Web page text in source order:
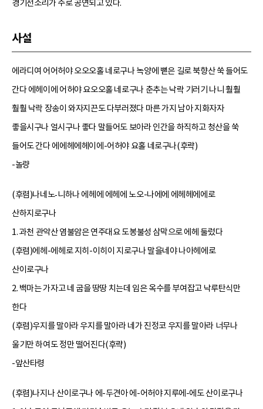
경기선소리가 주로 공연되고 있다.
사설
에라디여 어어허야 오오오홀 네로구나 녹양에 뻗은 길로 북향산 쑥 들어도
간다 에헤이에 어허야 요오오홀 네로구나 춘추는 낙락 기러기 나니 훨훨
훨훨 낙락 장송이 와자지끈도 다부러졌다 마른 가지 남아 지화자자
좋을시구나 얼시구나 좋다 말들어도 보아라 인간을 하직하고 청산을 쑥
들어도 간다 에에헤에헤이에-어허야 요홀 네로구나(후략)
-놀량
(후렴)나네노‐니하나 에헤에 에헤에 노오-나에에 에헤헤에에로
산하지로구나
1. 과천 관악산 염불암은 연주대요 도봉불성 삼막으로 에헤 둘렀다
(후렴)에헤-에헤로 지히-이히이 지로구나 말을네야 나아헤에로
산이로구나
2. 백마는 가자고 네 굽을 땅땅 치는데 임은 옥수를 부여잡고 낙루탄식만
한다
(후렴)우지를 말아라 우지를 말아라 네가 진정코 우지를 말아라 너무나
울기만 하여도 정만 떨어진다(후략)
-앞산타령
(후렴)나지나 산이로구나 에-두견아 에-어허야 지루에-에도 산이로구나